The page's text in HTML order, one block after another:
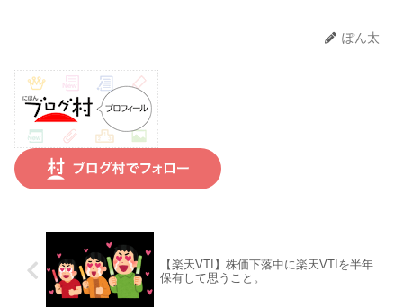
ぽん太
【楽天VTI】株価下落中に楽天VTIを半年
保有して思うこと。